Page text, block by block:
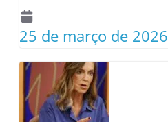
25 de março de 2026